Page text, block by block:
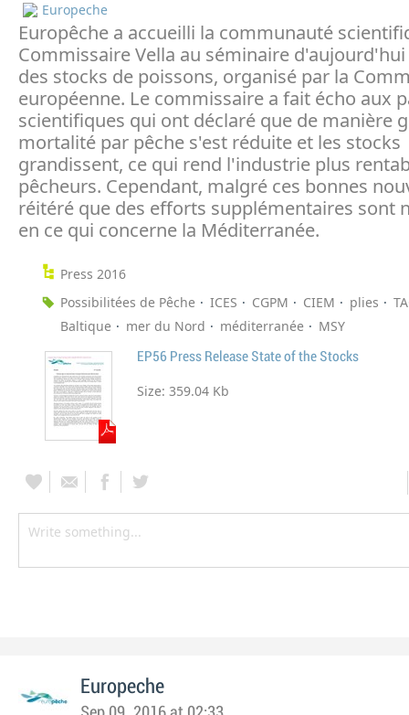
Europeche
Europêche a accueilli la communauté
Commissaire Vella au séminaire
des stocks de poissons, organisé par la
européenne. Le commissaire a fait écho aux
scientifiques qui ont déclaré que de manière
mortalité par pêche s'est réduite et les stocks
grandissent, ce qui rend l'industrie plus
pêcheurs. Cependant, malgré ces bonnes
réitéré que des efforts supplémentaires sont
en ce qui concerne la Méditerranée.
Press 2016
Possibilitées de Pêche
ICES CGPM CIEM plies
Baltique
mer du Nord méditerranée MSY
EP56 Press Release State of the Stocks
Size: 359.04 Kb
Europeche